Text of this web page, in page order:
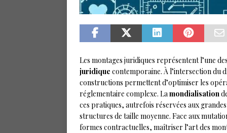
Les montages juridiques représentent l’une
juridique contemporaine. À l’intersection du
constructions permettent d’optimiser les
réglementaire complexe. Lamondialisation
ces pratiques, autrefois réservées aux
structures de taille moyenne. Face aux
formes contractuelles, maîtriser l’art des